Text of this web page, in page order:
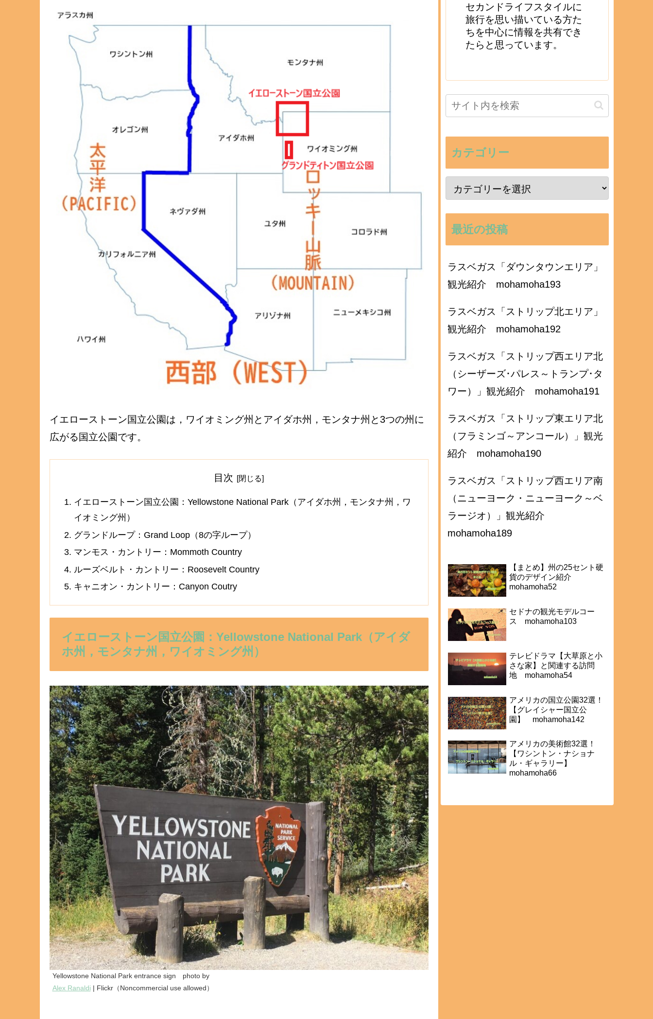
イエローストーン国立公園は，ワイオミング州とアイダホ州，モンタナ州と3つの州に
広がる国立公園です。
目次
イエローストーン国立公園：Yellowstone National Park（アイダホ州，モンタナ州，ワ
イオミング州）
グランドループ：Grand Loop（8の字ループ）
マンモス・カントリー：Mommoth Country
ルーズベルト・カントリー：Roosevelt Country
キャニオン・カントリー：Canyon Coutry
イエローストーン国立公園：Yellowstone National Park（アイダ
ホ州，モンタナ州，ワイオミング州）
Yellowstone National Park entrance sign photo by
Alex Ranaldi | Flickr（Noncommercial use allowed）
セカンドライフスタイルに
旅行を思い描いている方た
ちを中心に情報を共有でき
たらと思っています。
カテゴリー
最近の投稿
ラスベガス「ダウンタウンエリア」
観光紹介 mohamoha193
ラスベガス「ストリップ北エリア」
観光紹介 mohamoha192
ラスベガス「ストリップ西エリア北
（シーザーズ･パレス～トランプ･タ
ワー）」観光紹介 mohamoha191
ラスベガス「ストリップ東エリア北
（フラミンゴ～アンコール）」観光
紹介 mohamoha190
ラスベガス「ストリップ西エリア南
（ニューヨーク・ニューヨーク～ベ
ラージオ）」観光紹介
mohamoha189
【まとめ】州の25セント硬
貨のデザイン紹介
mohamoha52
セドナの観光モデルコー
ス mohamoha103
テレビドラマ【大草原と小
さな家】と関連する訪問
地 mohamoha54
アメリカの国立公園32選！
【グレイシャー国立公
園】 mohamoha142
アメリカの美術館32選！
【ワシントン・ナショナ
ル・ギャラリー】
mohamoha66